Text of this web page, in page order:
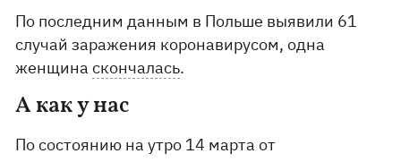
По последним данным в Польше выявили 61
случай заражения коронавирусом, одна
женщинаскончалась.
А как у нас
По состоянию на утро 14 марта от